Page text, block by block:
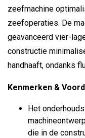
zeefmachine
zeefoperaties. De
geavanceerd vier-
constructie
handhaaft, ondanks
Kenmerken &
Het
die in de